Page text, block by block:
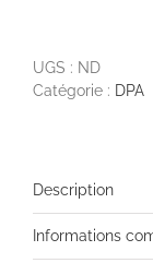
CORE+
UGS : ND
Catégorie : DPA
Description
Informations